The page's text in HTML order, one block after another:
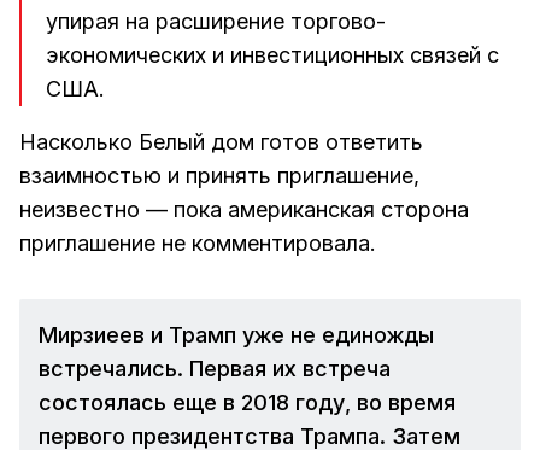
упирая на расширение торгово-
экономических и инвестиционных связей с
США.
Насколько Белый дом готов ответить
взаимностью и принять приглашение,
неизвестно — пока американская сторона
приглашение не комментировала.
Мирзиеев и Трамп уже не единожды
встречались. Первая их встреча
состоялась еще в 2018 году, во время
первого президентства Трампа. Затем